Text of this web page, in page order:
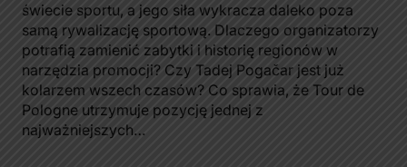
świecie sportu, a jego siła wykracza daleko poza
samą rywalizację sportową. Dlaczego organizatorzy
potrafią zamienić zabytki i historię regionów w
narzędzia promocji? Czy Tadej Pogačar jest już
kolarzem wszech czasów? Co sprawia, że Tour de
Pologne utrzymuje pozycję jednej z
najważniejszych…